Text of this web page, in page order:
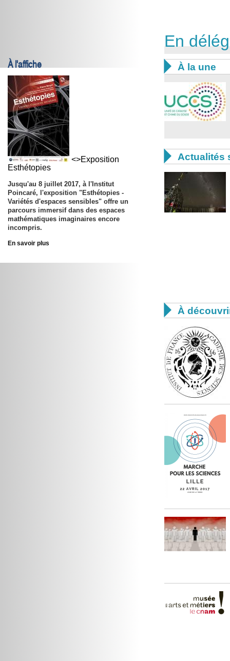
À l'affiche
<>Exposition
Esthétopies
Jusqu'au 8 juillet 2017, à l'Institut
Poincaré, l'exposition "Esthétopies -
Variétés d'espaces sensibles" offre un
parcours immersif dans des espaces
mathématiques imaginaires encore
incompris.
En savoir plus
En
 À la une
 Actualités
 À